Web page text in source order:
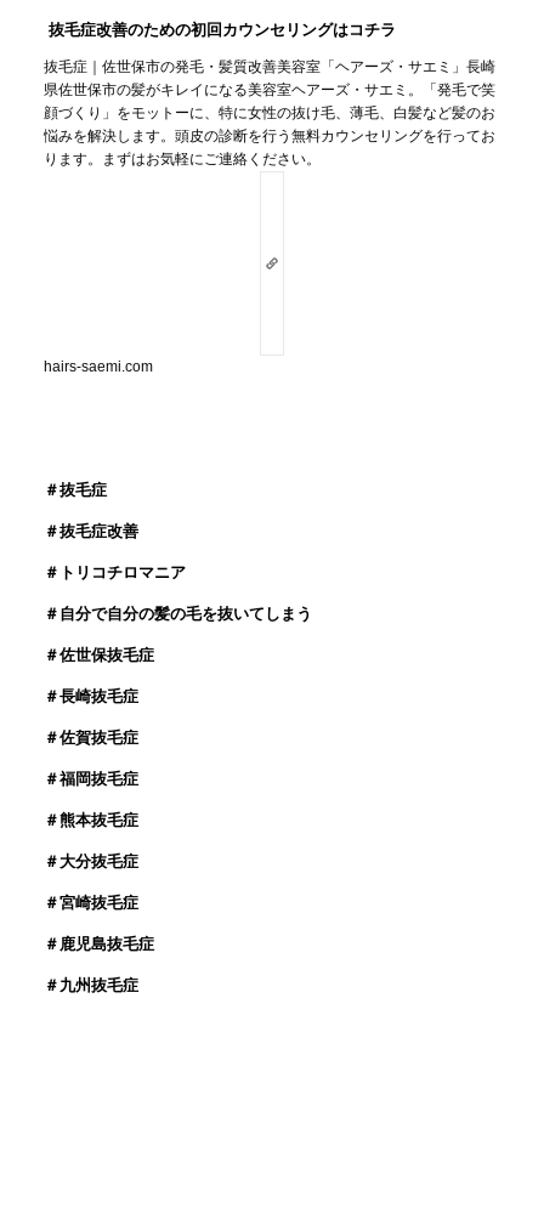
抜毛症改善のための初回カウンセリングはコチラ
抜毛症｜佐世保市の発毛・髪質改善美容室「ヘアーズ・サエミ」 長崎
県佐世保市の髪がキレイになる美容室ヘアーズ・サエミ。「発毛で笑
顔づくり」をモットーに、特に女性の抜け毛、薄毛、白髪など髪のお
悩みを解決します。頭皮の診断を行う無料カウンセリングを行ってお
ります。まずはお気軽にご連絡ください。
hairs-saemi.com
＃抜毛症
＃抜毛症改善
＃トリコチロマニア
＃自分で自分の髪の毛を抜いてしまう
＃佐世保抜毛症
＃長崎抜毛症
＃佐賀抜毛症
＃福岡抜毛症
＃熊本抜毛症
＃大分抜毛症
＃宮崎抜毛症
＃鹿児島抜毛症
＃九州抜毛症